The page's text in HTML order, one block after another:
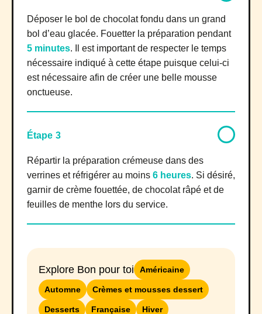
Déposer le bol de chocolat fondu dans un grand
bol d’eau glacée. Fouetter la préparation pendant
5 minutes. Il est important de respecter le temps
nécessaire indiqué à cette étape puisque celui-ci
est nécessaire afin de créer une belle mousse
onctueuse.
Étape 3
Répartir la préparation crémeuse dans des
verrines et réfrigérer au moins 6 heures. Si désiré,
garnir de crème fouettée, de chocolat râpé et de
feuilles de menthe lors du service.
Explore Bon pour toi Américaine
Automne Crèmes et mousses dessert
Desserts Française Hiver